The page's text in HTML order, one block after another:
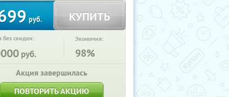
руб. КУПИТЬ
без скидки:
руб.
Экономия:
98%
Акция завершилась
ПОВТОРИТЬ АКЦИЮ